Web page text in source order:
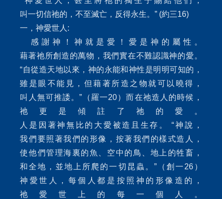
叫一切信祂的，不至滅亡，反得永生。” (約三16)
一，神愛世人:
感謝神！神就是愛！愛是神的屬性。
藉著祂所創造的萬物，我們實在不難認識神的愛。
“自從造天地以來，神的永能和神性是明明可知的，
雖是眼不能見，但藉著所造之物就可以曉得，
叫人無可推諉。”（羅一20）而在祂造人的時候，
祂更是傾註了祂的愛。
人是因著神無比的大愛被造且生存。 “神說，
我們要照著我們的形像，按著我們的樣式造人，
使他們管理海裏的魚、空中的鳥、地上的牲畜，
和全地，並地上所爬的一切昆蟲。”（創一26）
神愛世人，每個人都是按照神的形像造的，
祂愛世上的每一個人。